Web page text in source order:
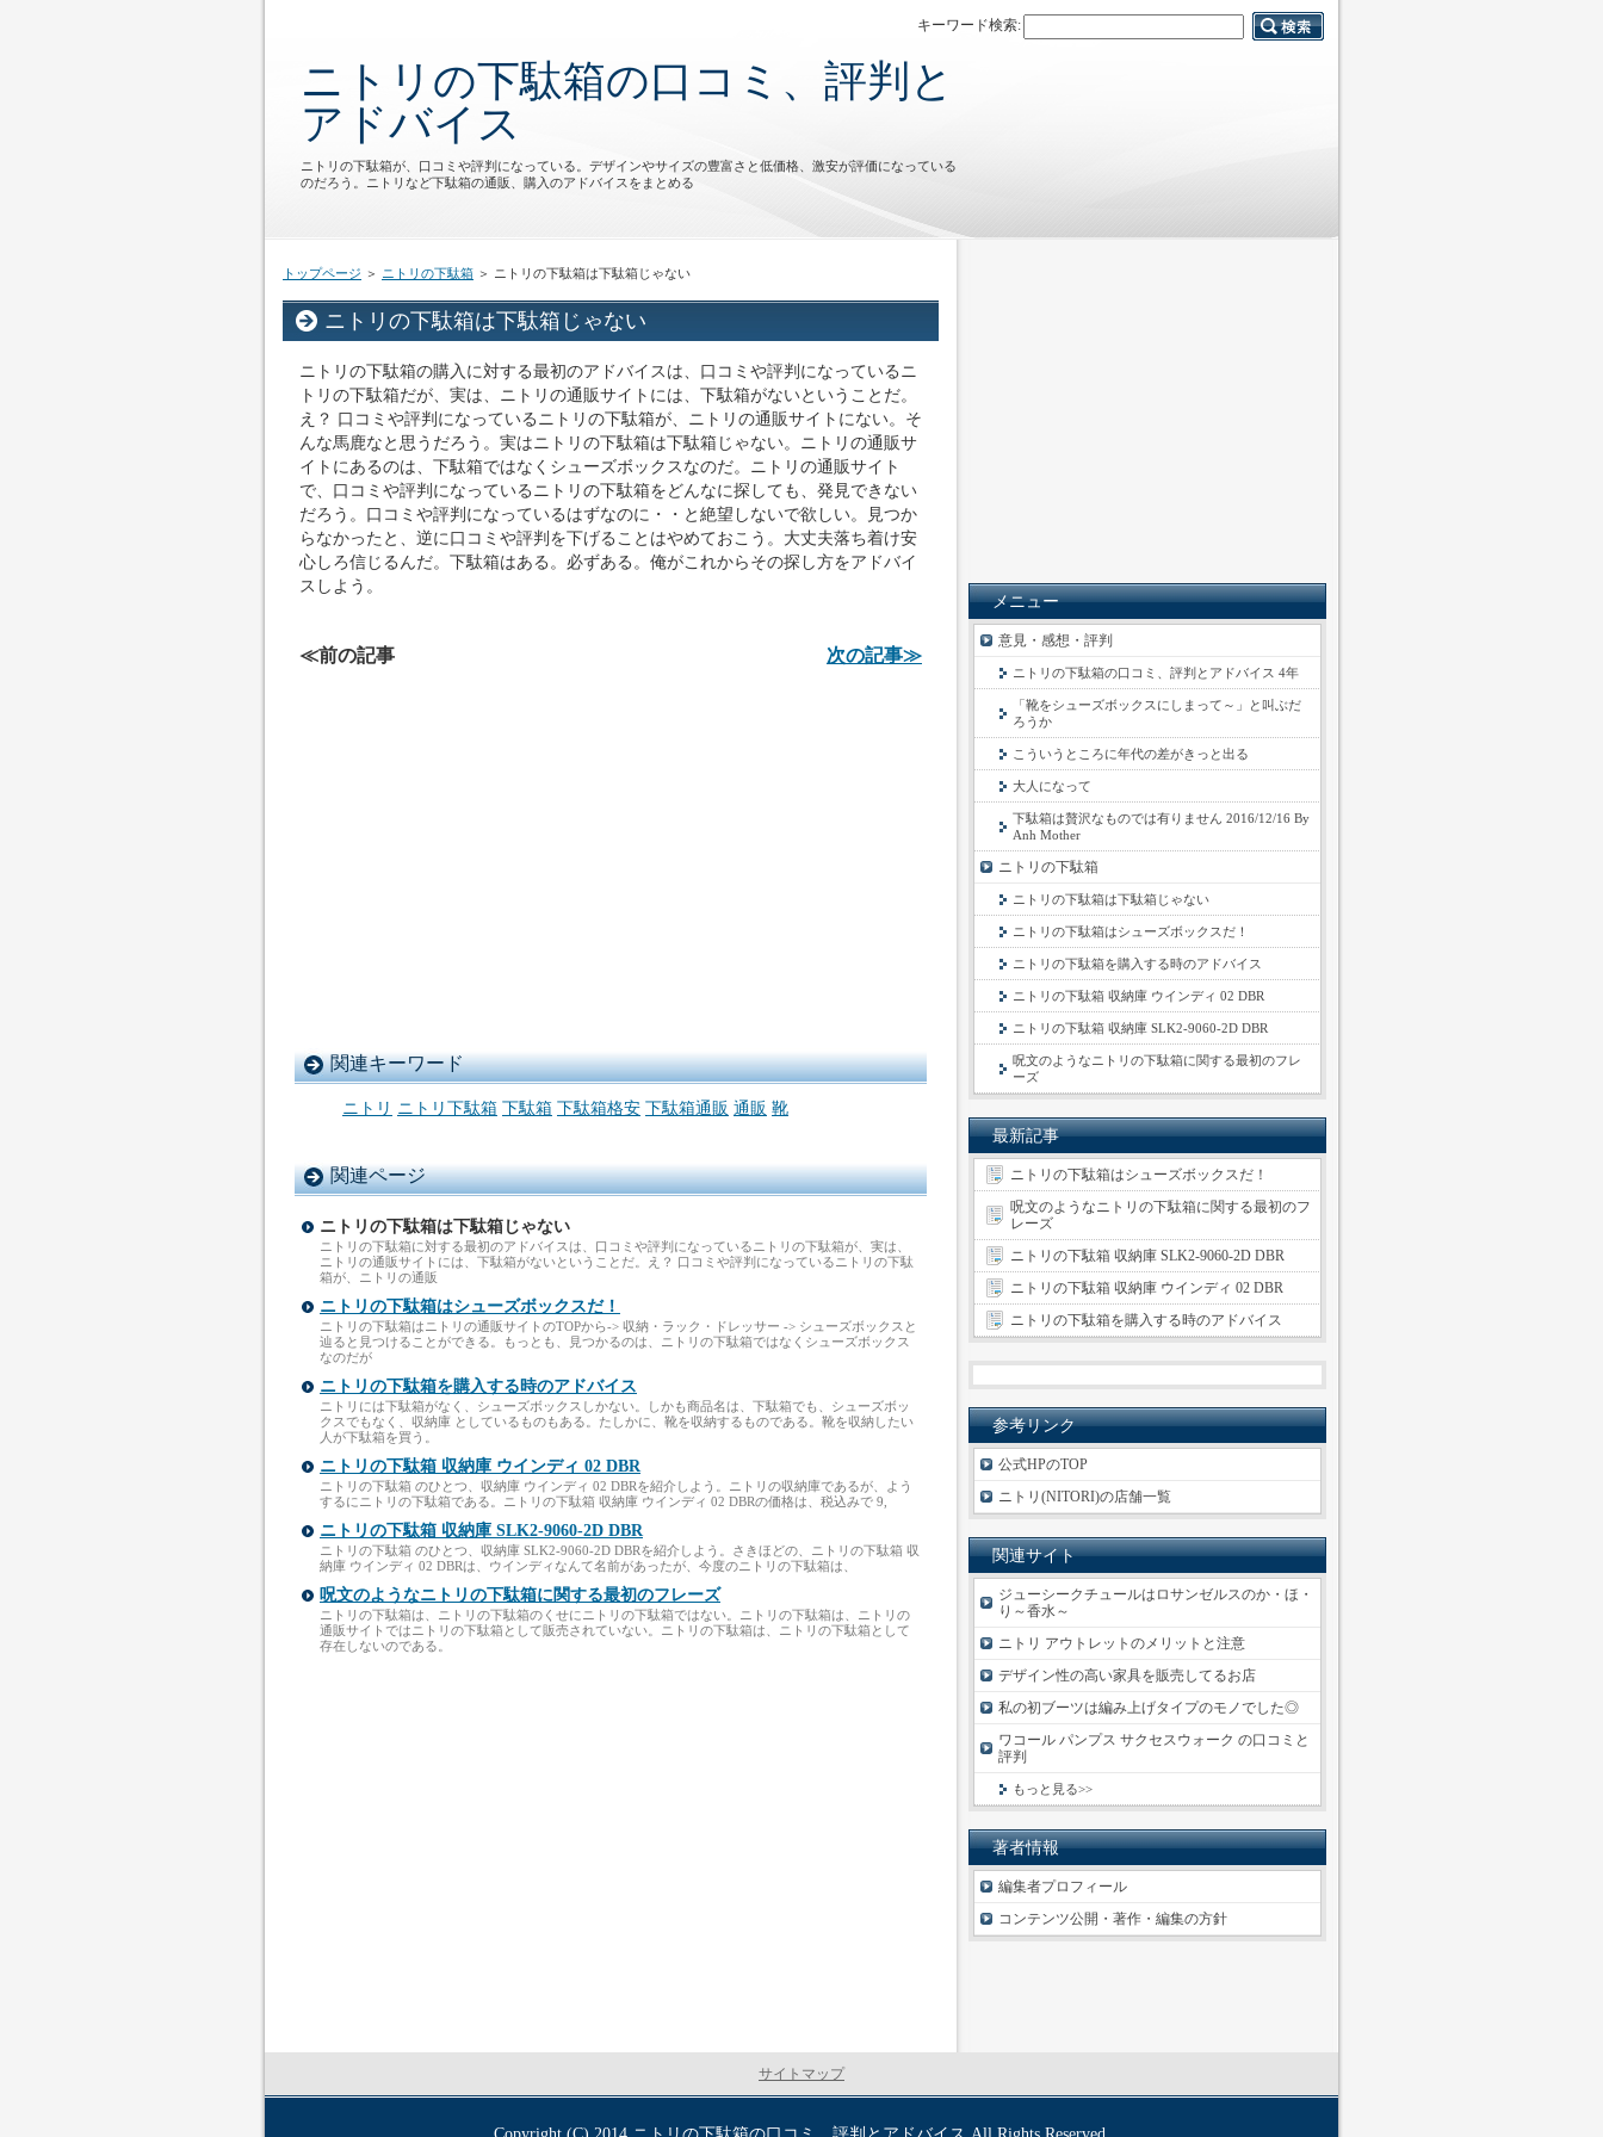
ニトリの下駄箱の口コミ、評判と
アドバイス
ニトリの下駄箱が、口コミや評判になっている。デザインやサイズの豊富さと低価格、激安が評価になっている
のだろう。ニトリなど下駄箱の通販、購入のアドバイスをまとめる
トップページ ＞ ニトリの下駄箱 ＞ ニトリの下駄箱は下駄箱じゃない
ニトリの下駄箱は下駄箱じゃない
ニトリの下駄箱の購入に対する最初のアドバイスは、口コミや評判になっているニ
トリの下駄箱だが、実は、ニトリの通販サイトには、下駄箱がないということだ。
え？ 口コミや評判になっているニトリの下駄箱が、ニトリの通販サイトにない。そ
んな馬鹿なと思うだろう。実はニトリの下駄箱は下駄箱じゃない。ニトリの通販サ
イトにあるのは、下駄箱ではなくシューズボックスなのだ。ニトリの通販サイト
で、口コミや評判になっているニトリの下駄箱をどんなに探しても、発見できない
だろう。口コミや評判になっているはずなのに・・と絶望しないで欲しい。見つか
らなかったと、逆に口コミや評判を下げることはやめておこう。大丈夫落ち着け安
心しろ信じるんだ。下駄箱はある。必ずある。俺がこれからその探し方をアドバイ
スしよう。
≪前の記事 次の記事≫
関連キーワード
ニトリ ニトリ下駄箱 下駄箱 下駄箱格安 下駄箱通販 通販 靴
関連ページ
ニトリの下駄箱は下駄箱じゃない
ニトリの下駄箱に対する最初のアドバイスは、口コミや評判になっているニトリの下駄箱が、実は、
ニトリの通販サイトには、下駄箱がないということだ。え？ 口コミや評判になっているニトリの下駄
箱が、ニトリの通販
ニトリの下駄箱はシューズボックスだ！
ニトリの下駄箱はニトリの通販サイトのTOPから-> 収納・ラック・ドレッサー -> シューズボックスと
辿ると見つけることができる。もっとも、見つかるのは、ニトリの下駄箱ではなくシューズボックス
なのだが
ニトリの下駄箱を購入する時のアドバイス
ニトリには下駄箱がなく、シューズボックスしかない。しかも商品名は、下駄箱でも、シューズボッ
クスでもなく、収納庫 としているものもある。たしかに、靴を収納するものである。靴を収納したい
人が下駄箱を買う。
ニトリの下駄箱 収納庫 ウインディ 02 DBR
ニトリの下駄箱 のひとつ、収納庫 ウインディ 02 DBRを紹介しよう。ニトリの収納庫であるが、よう
するにニトリの下駄箱である。ニトリの下駄箱 収納庫 ウインディ 02 DBRの価格は、税込みで 9,
ニトリの下駄箱 収納庫 SLK2-9060-2D DBR
ニトリの下駄箱 のひとつ、収納庫 SLK2-9060-2D DBRを紹介しよう。さきほどの、ニトリの下駄箱 収
納庫 ウインディ 02 DBRは、ウインディなんて名前があったが、今度のニトリの下駄箱は、
呪文のようなニトリの下駄箱に関する最初のフレーズ
ニトリの下駄箱は、ニトリの下駄箱のくせにニトリの下駄箱ではない。ニトリの下駄箱は、ニトリの
通販サイトではニトリの下駄箱として販売されていない。ニトリの下駄箱は、ニトリの下駄箱として
存在しないのである。
メニュー
意見・感想・評判
ニトリの下駄箱の口コミ、評判とアドバイス 4年
「靴をシューズボックスにしまって～」と叫ぶだ
ろうか
こういうところに年代の差がきっと出る
大人になって
下駄箱は贅沢なものでは有りません 2016/12/16 By
Anh Mother
ニトリの下駄箱
ニトリの下駄箱は下駄箱じゃない
ニトリの下駄箱はシューズボックスだ！
ニトリの下駄箱を購入する時のアドバイス
ニトリの下駄箱 収納庫 ウインディ 02 DBR
ニトリの下駄箱 収納庫 SLK2-9060-2D DBR
呪文のようなニトリの下駄箱に関する最初のフレ
ーズ
最新記事
ニトリの下駄箱はシューズボックスだ！
呪文のようなニトリの下駄箱に関する最初のフ
レーズ
ニトリの下駄箱 収納庫 SLK2-9060-2D DBR
ニトリの下駄箱 収納庫 ウインディ 02 DBR
ニトリの下駄箱を購入する時のアドバイス
参考リンク
公式HPのTOP
ニトリ(NITORI)の店舗一覧
関連サイト
ジューシークチュールはロサンゼルスのか・ほ・
り～香水～
ニトリ アウトレットのメリットと注意
デザイン性の高い家具を販売してるお店
私の初ブーツは編み上げタイプのモノでした◎
ワコール パンプス サクセスウォーク の口コミと
評判
もっと見る>>
著者情報
編集者プロフィール
コンテンツ公開・著作・編集の方針
サイトマップ
キーワード検索: